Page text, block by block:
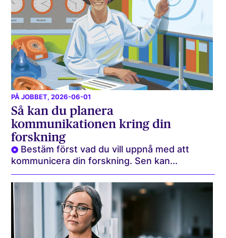
PÅ JOBBET, 2026-06-01
Så kan du planera
kommunikationen kring din
forskning
Bestäm först vad du vill uppnå med att
kommunicera din forskning. Sen kan...